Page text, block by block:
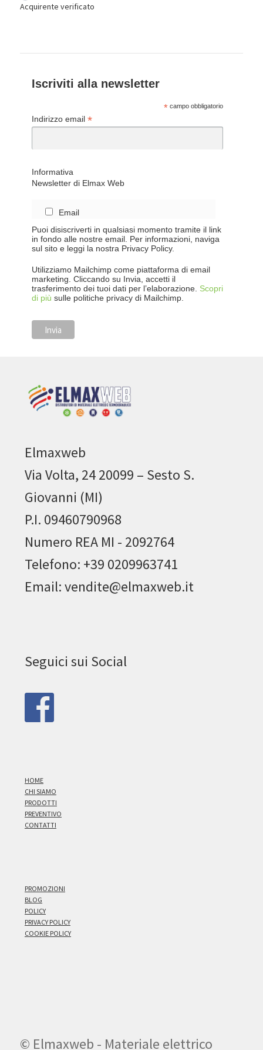
Acquirente verificato
Iscriviti alla newsletter
* campo obbligatorio
Indirizzo email *
Informativa
Newsletter di Elmax Web
Email
Puoi disiscriverti in qualsiasi momento tramite il link
in fondo alle nostre email. Per informazioni, naviga
sul sito e leggi la nostra Privacy Policy.
Utilizziamo Mailchimp come piattaforma di email
marketing. Cliccando su Invia, accetti il
trasferimento dei tuoi dati per l’elaborazione. Scopri
di più sulle politiche privacy di Mailchimp.
Elmaxweb
Via Volta, 24 20099 – Sesto S.
Giovanni (MI)
P.I. 09460790968
Numero REA MI - 2092764
Telefono: +39 0209963741
Email: vendite@elmaxweb.it
Seguici sui Social
HOME
CHI SIAMO
PRODOTTI
PREVENTIVO
CONTATTI
PROMOZIONI
BLOG
POLICY
PRIVACY POLICY
COOKIE POLICY
© Elmaxweb - Materiale elettrico